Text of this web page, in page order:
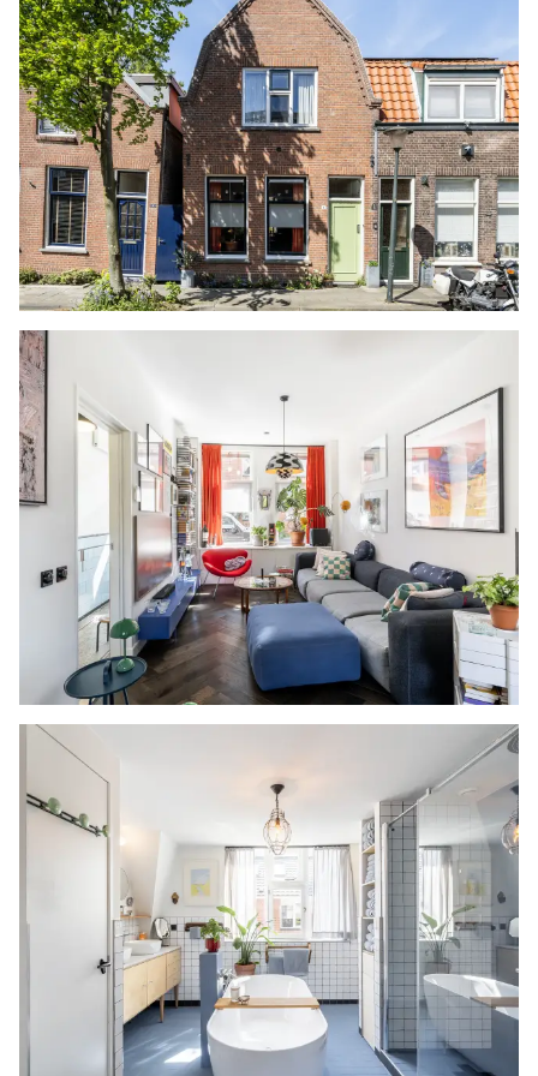
achtertuin.
De zonnige achtertuin is in 2024 volledig
vernieuwd met nieuwe bestrating, een nieuwe
schutting en een nieuwe berging. De berging
heeft een betonnen plaat als fundering en een
gemetselde onderkant, waar bovenop een
houten skelet geplaatst is, afgewerkt met
ademend isolatiefolie en Douglas Zweeds rabat
(trespa zijkanten). De houten openslaande
deuren zijn voorzien van dubbel glas evenals de
stalen ramen, die open kunnen voor ventilatie.
Het dak van de berging is geïsoleerd met PIR
isolatie. In 2025 is er een balkon vloer in de
berging geplaatst met 9cm PIR isolatie voorzien
van folie en afgewerkt met een planken vloer.
Onder de bestrating van de tuin is een kabel
gelegd, maar deze is nog niet aangesloten.
1E VERDIEPING
Na de trapopgang is er een bovenkomst in de
slaapkamer. Dit is een prachtige ruimte met
zicht tot in de nok, waarbij de schuine kap is
afgewerkt met kraaldelen. Alle wanden zijn
gestuukt en op de vloer ligt een eiken multiplank
parket met daaronder vloerverwarming. Er is een
dakkapel aan de achterzijde en in de schuine
kap zijn twee dakramen geplaatst. Er is een
open trap naar zolder en via de houten en-suite
deuren met glas-in-lood is er toegang tot de
badkamer.
In de badkamer is werkelijk aan alles gedacht.